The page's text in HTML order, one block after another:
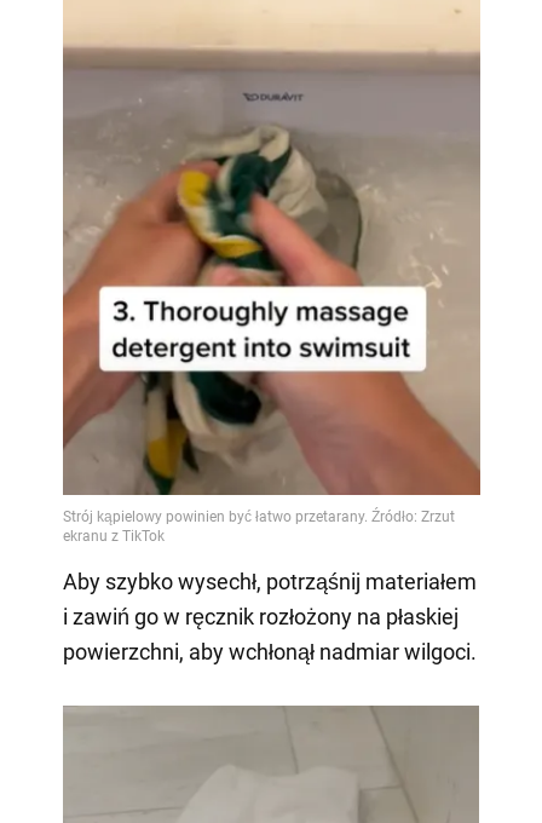
Aby szybko wysechł, potrząśnij materiałem
i zawiń go w ręcznik rozłożony na płaskiej
powierzchni, aby wchłonął nadmiar wilgoci.